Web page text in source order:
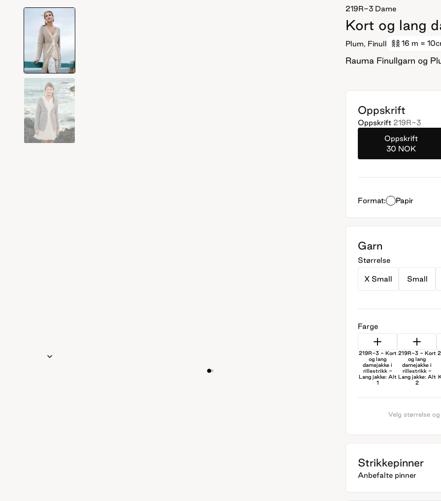
219R-3 Dame
Kort og lang
Plum, Finull 16 m =
Rauma Finullgarn og
Oppskrift
Oppskrift 219R-3
Oppskrift
30 NOK
Format: Papir
Garn
Størrelse
X Small Small
Farge
219R-3 - Kort
og lang
damejakke i
rillestrikk -
Lang jakke: Alt
1
219R-3 - Kort
og lang
damejakke i
rillestrikk -
Lang jakke: Alt
2
Velg størrelse
Strikkepinner
Anbefalte pinner